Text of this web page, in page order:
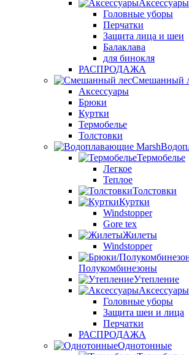
Аксессуары
Головные уборы
Перчатки
Защита лица и шеи
Балаклава
для бинокля
РАСПРОДАЖА
Смешанный
Аксессуары
Брюки
Куртки
Термобелье
Толстовки
Термобелье
Легкое
Теплое
Толстовки
Куртки
Windstopper
Gore tex
Жилеты
Windstopper
Полукомбинезоны
Утепление
Аксессуары
Головные уборы
Защита шеи и лица
Перчатки
РАСПРОДАЖА
Однотонные